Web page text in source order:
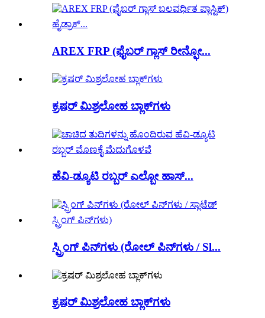
AREX FRP (ಫೈಬರ್ ಗ್ಲಾಸ್ ರೀನ್ಫೋ...
ಕ್ರಷರ್ ಮಿಶ್ರಲೋಹ ಬ್ಲಾಕ್‌ಗಳು
ಹೆವಿ-ಡ್ಯೂಟಿ ರಬ್ಬರ್ ಎಲ್ಬೋ ಹಾಸ್...
ಸ್ಪ್ರಿಂಗ್ ಪಿನ್‌ಗಳು (ರೋಲ್ ಪಿನ್‌ಗಳು / Sl...
ಕ್ರಷರ್ ಮಿಶ್ರಲೋಹ ಬ್ಲಾಕ್‌ಗಳು